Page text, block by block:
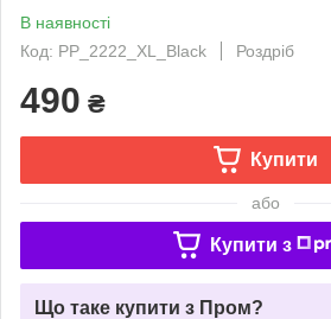
В наявності
Код: PP_2222_XL_Black
Роздріб
490 ₴
Купити
або
Купити з
Що таке купити з Пром?